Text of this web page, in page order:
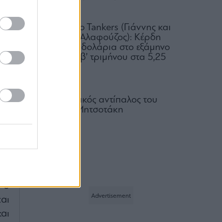
ο
Okeanis Eco Tankers (Γιάννης και
Αριστείδης Αλαφούζος): Κέρδη
318,6 εκατ. δολάρια στο εξάμηνο
– Μέρισμα β’ τριμήνου στα 5,25
Ο πραγματικός αντίπαλος του
Κυριάκου Μητσοτάκη